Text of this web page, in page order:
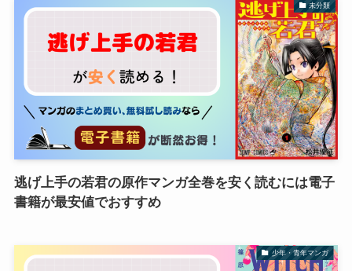
未分類
逃げ上手の若君の原作マンガ全巻を安く読むには電子
書籍が最安値でおすすめ
少年・青年マンガ